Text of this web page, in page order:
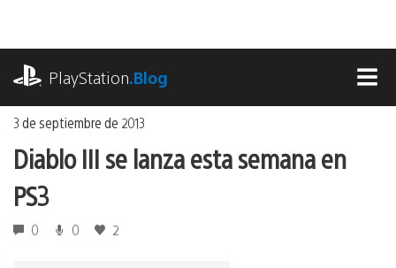
contenido
PlayStation.Blog
3 de septiembre de 2013
Diablo III se lanza esta semana en
PS3
0 0 2